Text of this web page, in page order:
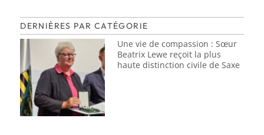
DERNIÈRES PAR CATÉGORIE
Une vie de compassion : Sœur
Beatrix Lewe reçoit la plus
haute distinction civile de Saxe